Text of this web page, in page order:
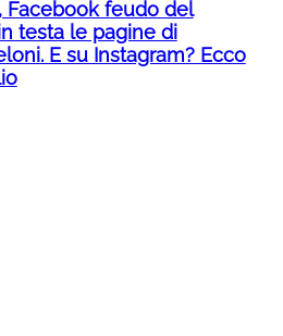
Facebook feudo del
testa le pagine di
E su Instagram? Ecco